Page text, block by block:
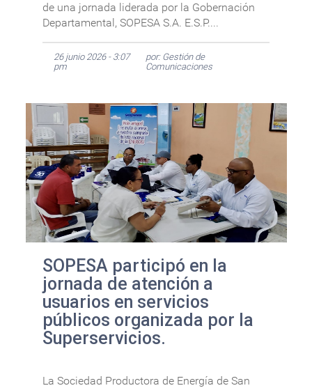
de una jornada liderada por la Gobernación
Departamental, SOPESA S.A. E.S.P....
26 junio 2026 - 3:07
pm
por: Gestión de
Comunicaciones
SOPESA participó en la
jornada de atención a
usuarios en servicios
públicos organizada por la
Superservicios.
La Sociedad Productora de Energía de San